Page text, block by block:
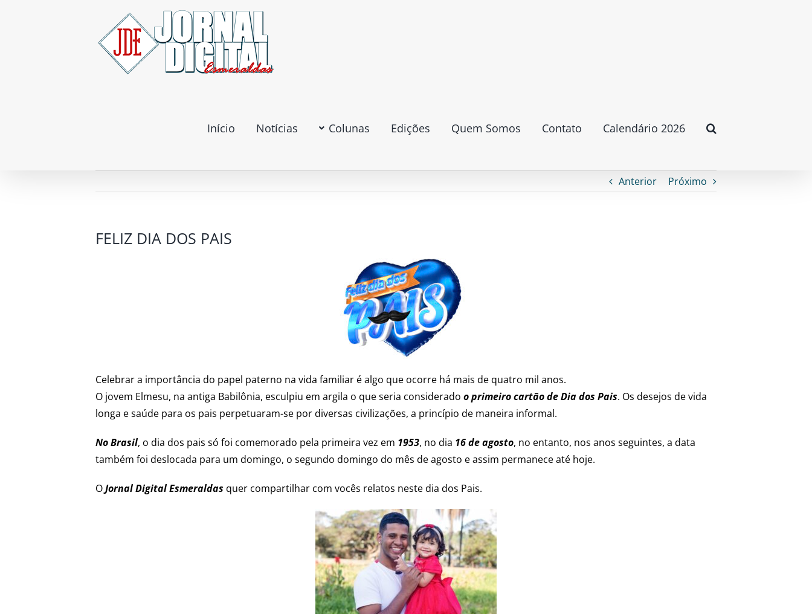
Início Notícias Colunas Edições Quem Somos Contato Calendário 2026
Anterior Próximo
FELIZ DIA DOS PAIS
Celebrar a importância do papel paterno na vida familiar é algo que ocorre há mais de quatro mil anos.
O jovem Elmesu, na antiga Babilônia, esculpiu em argila o que seria consideradoo primeirocartão de Dia dos Pais. Os desejos de vida
longa e saúde para os pais perpetuaram-se por diversas civilizações, a princípio de maneira informal.
No Brasil, o dia dos pais só foi comemorado pela primeira vez em 1953, no dia 16 de agosto, no entanto, nos anos seguintes, a data
também foi deslocada para um domingo, o segundo domingo do mês de agosto e assim permanece até hoje.
OJornal Digital Esmeraldas quer compartilhar com vocês relatos neste dia dos Pais.